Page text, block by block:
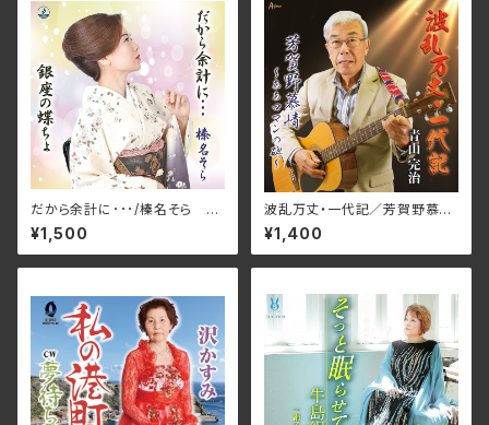
だから余計に･･･/榛名そら J
MG-20(仕様:CD)
¥1,500
波乱万丈・一代記／芳賀野慕情
～ああロマンの碑～_青山完治
AFDM-15004(仕様:CD)
¥1,400